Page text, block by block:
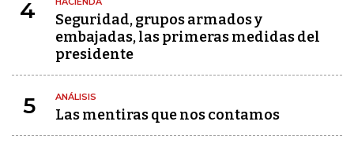
4
Seguridad, grupos armados y
embajadas, las primeras medidas del
presidente
5 ANÁLISIS
Las mentiras que nos contamos